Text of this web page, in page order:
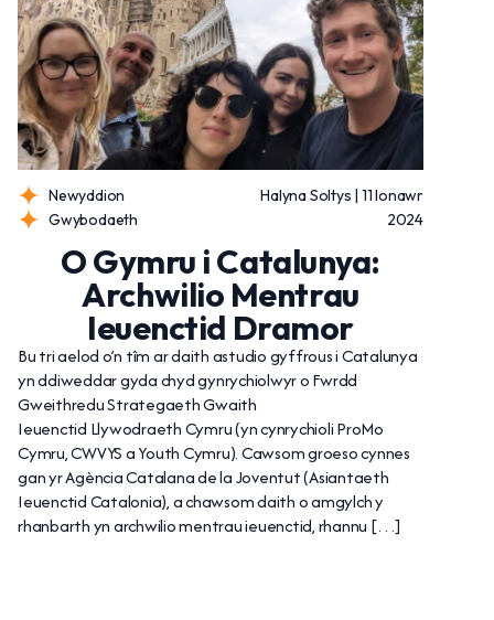
Newyddion
Gwybodaeth
Halyna Soltys | 11 Ionawr
2024
O Gymru i Catalunya:
Archwilio Mentrau
Ieuenctid Dramor
Bu tri aelod o’n tîm ar daith astudio gyffrous i Catalunya
yn ddiweddar gyda chyd gynrychiolwyr o Fwrdd
Gweithredu Strategaeth Gwaith
Ieuenctid Llywodraeth Cymru (yn cynrychioli ProMo
Cymru, CWVYS a Youth Cymru). Cawsom groeso cynnes
gan yr Agència Catalana de la Joventut (Asiantaeth
Ieuenctid Catalonia), a chawsom daith o amgylch y
rhanbarth yn archwilio mentrau ieuenctid, rhannu […]